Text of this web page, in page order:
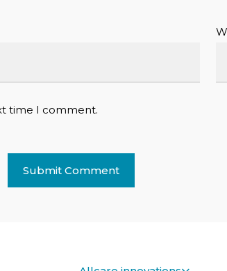
time I comment.